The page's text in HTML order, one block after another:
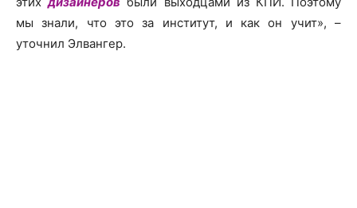
мы знали, что это за институт, и как он учит», –
уточнил Элвангер.